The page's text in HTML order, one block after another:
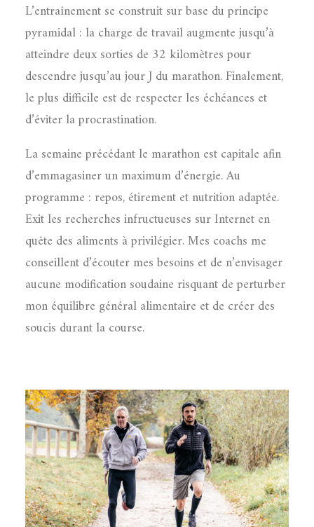
L’entraînement se construit sur base du principe
pyramidal : la charge de travail augmente jusqu’à
atteindre deux sorties de 32 kilomètres pour
descendre jusqu’au jour J du marathon. Finalement,
le plus difficile est de respecter les échéances et
d’éviter la procrastination.
La semaine précédant le marathon est capitale afin
d’emmagasiner un maximum d’énergie. Au
programme : repos, étirement et nutrition adaptée.
Exit les recherches infructueuses sur Internet en
quête des aliments à privilégier. Mes coachs me
conseillent d’écouter mes besoins et de n’envisager
aucune modification soudaine risquant de perturber
mon équilibre général alimentaire et de créer des
soucis durant la course.